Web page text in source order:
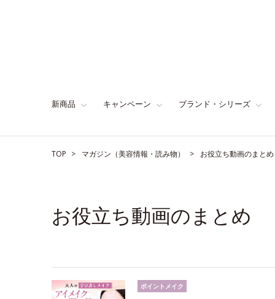
新商品 キャンペーン ブランド・シリーズ
TOP マガジン（美容情報・読み物） お役立ち動画のまとめ
お役立ち動画のまとめ
ポイントメイク